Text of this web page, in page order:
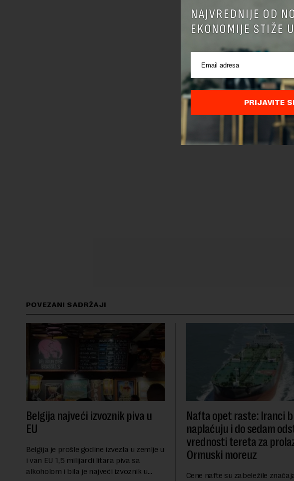
POVEZANI SADRŽAJI
Belgija najveći izvoznik piva u
EU
Belgija je prošle godine izvezla u zemlje u
i van EU 1,5 milijardi litara piva sa
alkoholom i bila je najveći izvoznik u
Nafta opet raste: Iranci
naplaćuju i do sedam
vrednosti tereta za
Ormuski moreuz
Cene nafte su zabeležile
NAJVREDNIJE OD
EKONOMIJE STIŽE
PRIJAVITE